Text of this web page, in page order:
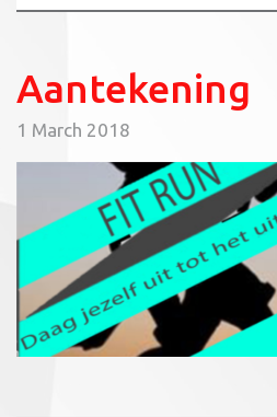
Aantekening
1 March 2018